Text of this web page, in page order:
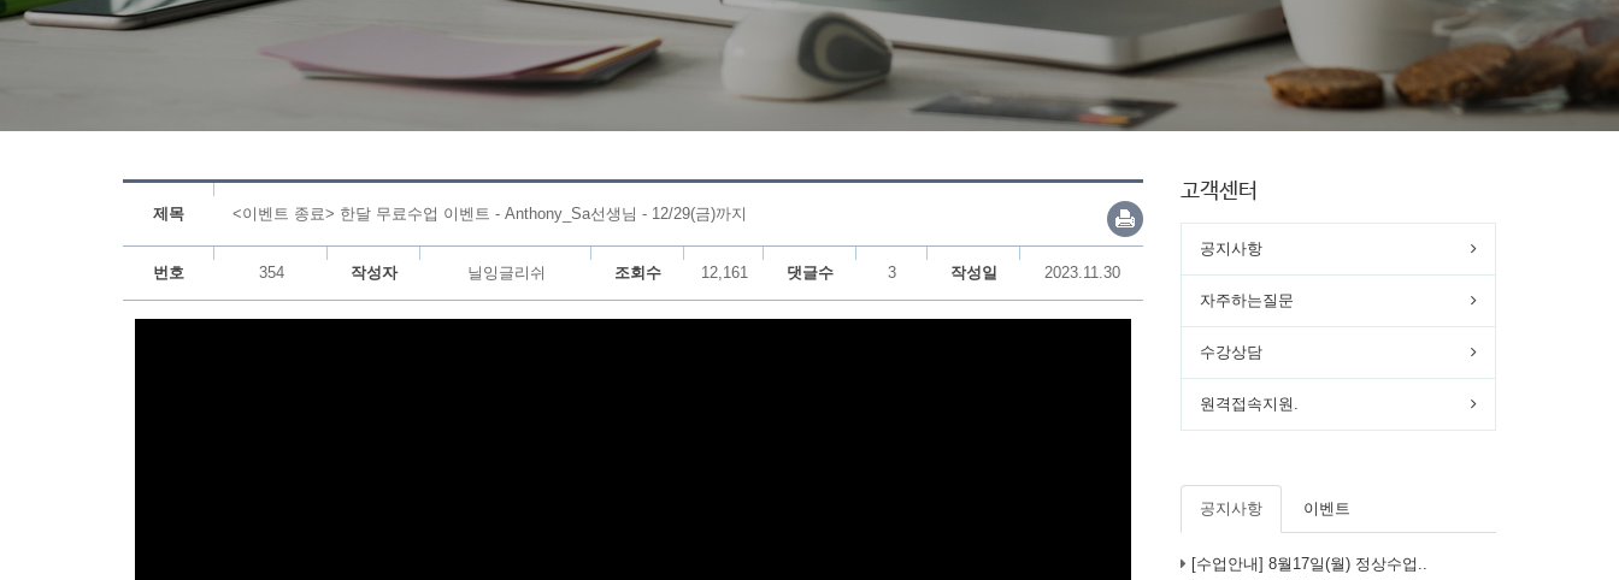
제목 <이벤트 종료> 한달 무료수업 이벤트 - Anthony_Sa선생님 - 12/29(금)까지
번호 354 작성자 닐잉글리쉬 조회수 12,161 댓글수 3 작성일 2023.11.30
고객센터
공지사항
자주하는질문
수강상담
원격접속지원.
공지사항 이벤트
[수업안내] 8월17일(월) 정상수업..